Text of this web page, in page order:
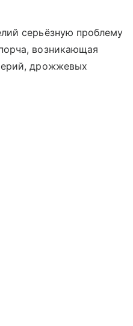
серьёзную проблему
возникающая
дрожжевых